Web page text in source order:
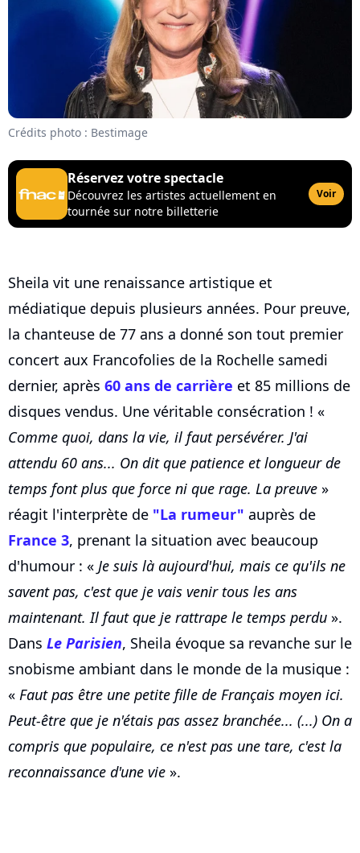
Crédits photo : Bestimage
Réservez votre spectacle
Découvrez les artistes actuellement en
tournée sur notre billetterie
Voir
Sheila vit une renaissance artistique et
médiatique depuis plusieurs années. Pour preuve,
la chanteuse de 77 ans a donné son tout premier
concert aux Francofolies de la Rochelle samedi
dernier, après 60 ans de carrière et 85 millions de
disques vendus. Une véritable consécration ! «
Comme quoi, dans la vie, il faut persévérer. J'ai
attendu 60 ans... On dit que patience et longueur de
temps font plus que force ni que rage. La preuve »
réagit l'interprète de "La rumeur" auprès de
France 3, prenant la situation avec beaucoup
d'humour : « Je suis là aujourd'hui, mais ce qu'ils ne
savent pas, c'est que je vais venir tous les ans
maintenant. Il faut que je rattrape le temps perdu ».
Dans Le Parisien, Sheila évoque sa revanche sur le
snobisme ambiant dans le monde de la musique :
« Faut pas être une petite fille de Français moyen ici.
Peut-être que je n'étais pas assez branchée... (...) On a
compris que populaire, ce n'est pas une tare, c'est la
reconnaissance d'une vie ».